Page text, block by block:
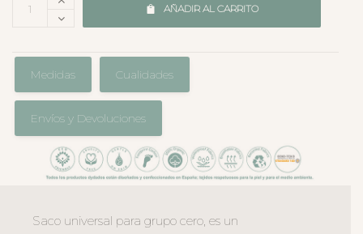
AÑADIR AL CARRITO
Medidas Cualidades
Envíos y Devoluciones
Saco universal para grupo cero, es un